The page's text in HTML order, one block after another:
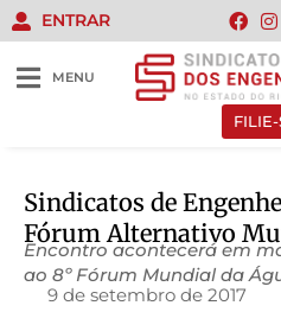
ENTRAR
MENU
FILIE-
Sindicatos de
Fórum Alternativo
Encontro acontecerá em
ao 8º Fórum Mundial da
9 de setembro de 2017